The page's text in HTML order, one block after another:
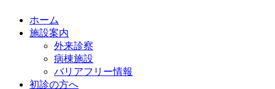
ホーム
施設案内
外来診察
病棟施設
バリアフリー情報
初診の方へ